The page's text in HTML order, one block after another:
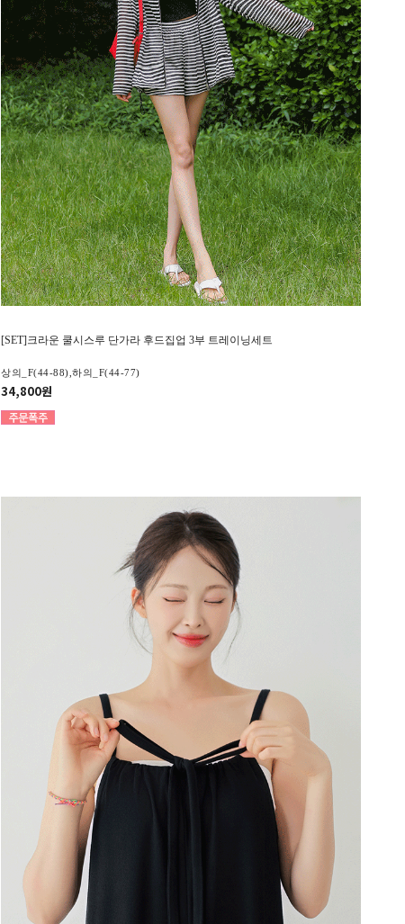
[SET]크라운 쿨시스루 단가라 후드집업 3부 트레이닝세트
상의_F(44-88),하의_F(44-77)
34,800원